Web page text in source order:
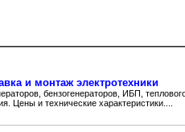
и монтаж электротехники
бензогенераторов, ИБП,
Цены и технические характеристики....